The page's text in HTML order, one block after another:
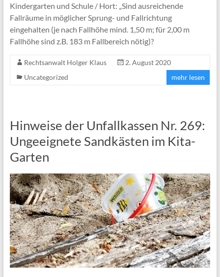
Kindergarten und Schule / Hort: „Sind ausreichende
Fallräume in möglicher Sprung- und Fallrichtung
eingehalten (je nach Fallhöhe mind. 1,50 m; für 2,00 m
Fallhöhe sind z.B. 183 m Fallbereich nötig)?
Rechtsanwalt Holger Klaus
2. August 2020
Uncategorized
mehr lesen
Hinweise der Unfallkassen Nr. 269:
Ungeeignete Sandkästen im Kita-
Garten